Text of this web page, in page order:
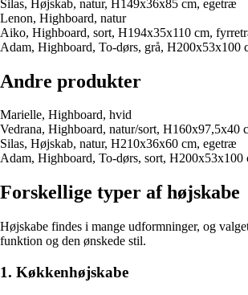
Silas, Højskab, natur, H149x36x85 cm, egetræ
Lenon, Highboard, natur
Aiko, Highboard, sort, H194x35x110 cm,
Adam, Highboard, To-dørs, grå, H200x53x100
Andre produkter
Marielle, Highboard, hvid
Vedrana, Highboard, natur/sort, H160x97,5x40
Silas, Højskab, natur, H210x36x60 cm, egetræ
Adam, Highboard, To-dørs, sort, H200x53x100
Forskellige typer af højskabe
Højskabe findes i mange udformninger, og
funktion og den ønskede stil.
1. Køkkenhøjskabe